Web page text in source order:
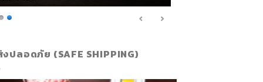
ปลอดภัย (SAFE SHIPPING)